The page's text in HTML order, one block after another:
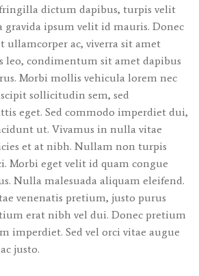
dictum dapibus, turpis velit
ipsum velit id mauris. Donec
ullamcorper ac, viverra sit amet
leo, condimentum sit amet dapibus
Morbi mollis vehicula lorem nec
sollicitudin sem, sed
eget. Sed commodo imperdiet dui,
ut. Vivamus in nulla vitae
et at nibh. Nullam non turpis
Morbi eget velit id quam congue
Nulla malesuada aliquam eleifend.
venenatis pretium, justo purus
erat nibh vel dui. Donec pretium
imperdiet. Sed vel orci vitae augue
justo.